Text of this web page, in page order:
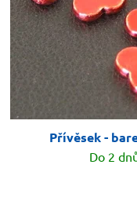
Přívěsek -
Do 2